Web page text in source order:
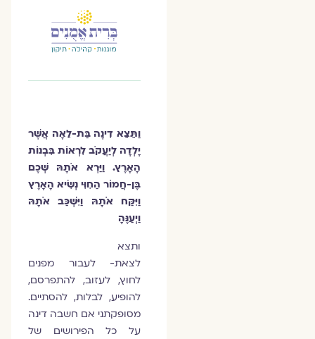
וַתֵּצֵא דִינָה בַּת-לֵאָה אֲשֶׁר
יָלְדָה לְיַעֲקֹב לִרְאוֹת בִּבְנוֹת
הָאָרֶץ. וַיַּרְא אֹתָהּ שְׁכֶם
בֶּן-חֲמוֹר הַחִוִּי נְשִׂיא הָאָרֶץ
וַיִּקַּח אֹתָהּ וַיִּשְׁכַּב אֹתָהּ
וַיְעַנֶּהָ
ותצא
לצאת- לעבור מפנים
לחוץ, לעזוב, להתפרסם,
להופיע, לבלות, להסתיים.
מסופקתני אם חשבה דינה
על כל הפירושים של